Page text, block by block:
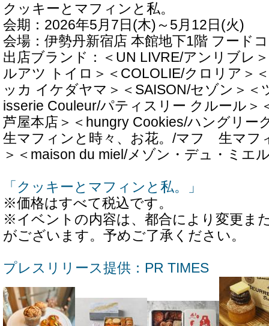
クッキーとマフィンと私。
会期：2026年5月7日(木)～5月12日(火)
会場：伊勢丹新宿店 本館地下1階 フード
出店ブランド：＜UN LIVRE/アンリブレ
ルアツ トイロ＞＜COLOLIE/クロリア＞
ッカ イケダヤマ＞＜SAISON/セゾン＞＜
isserie Couleur/パティスリー クルール＞
芦屋本店＞＜hungry Cookies/ハングリ
生マフィンと時々、お花。/マフ 生マフ
＞＜maison du miel/メゾン・デュ・ミエ
「クッキーとマフィンと私。」
※価格はすべて税込です。
※イベントの内容は、都合により変更ま
がございます。予めご了承ください。
プレスリリース提供：PR TIMES